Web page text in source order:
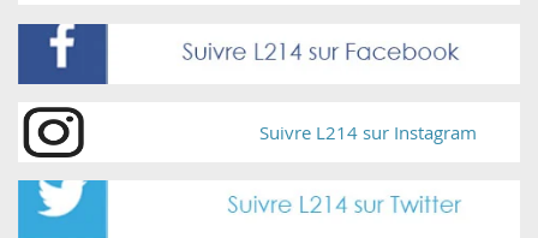
Suivre L214 sur Instagram